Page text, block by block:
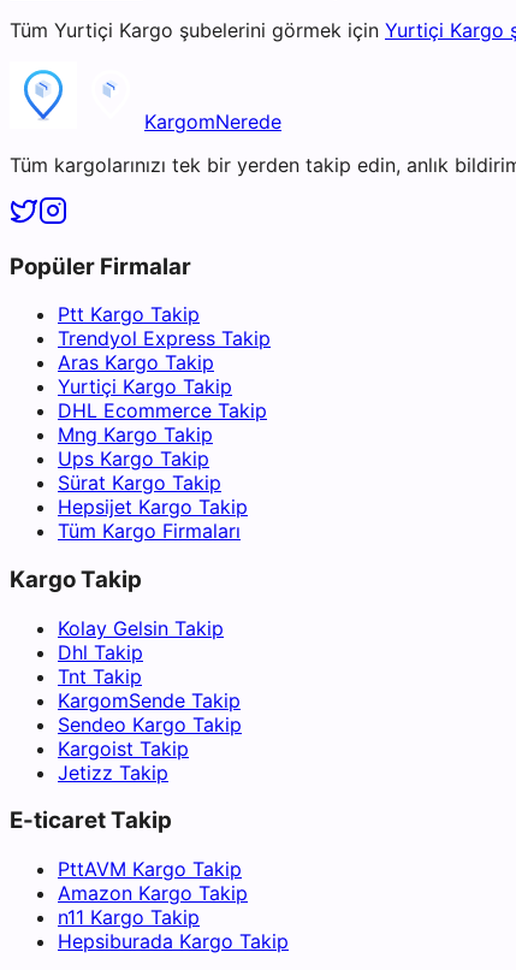
Tüm Yurtiçi Kargo şubelerini görmek için Yurtiçi Kargo
KargomNerede
Tüm kargolarınızı tek bir yerden takip edin, anlık
Popüler Firmalar
Ptt Kargo Takip
Trendyol Express Takip
Aras Kargo Takip
Yurtiçi Kargo Takip
DHL Ecommerce Takip
Mng Kargo Takip
Ups Kargo Takip
Sürat Kargo Takip
Hepsijet Kargo Takip
Tüm Kargo Firmaları
Kargo Takip
Kolay Gelsin Takip
Dhl Takip
Tnt Takip
KargomSende Takip
Sendeo Kargo Takip
Kargoist Takip
Jetizz Takip
E-ticaret Takip
PttAVM Kargo Takip
Amazon Kargo Takip
n11 Kargo Takip
Hepsiburada Kargo Takip